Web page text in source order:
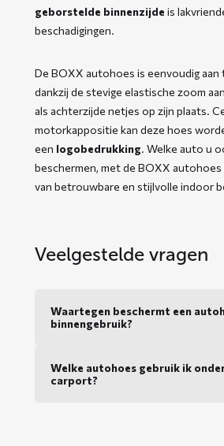
geborstelde binnenzijde is
beschadigingen.
De BOXX autohoes is eenvoudig
dankzij de stevige elastische zoom
als achterzijde netjes op zijn plaats.
motorkappositie kan deze hoes
een logobedrukking. Welke auto u
beschermen, met de BOXX
van betrouwbare en stijlvolle indoor
Veelgestelde vragen
Waartegen beschermt een
binnengebruik?
Welke autohoes gebruik ik
carport?